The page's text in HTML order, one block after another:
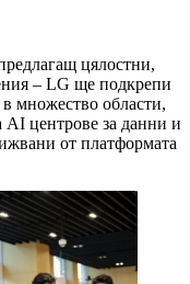
цялостни,
– LG ще подкрепи
множество области,
центрове за данни и
от платформата